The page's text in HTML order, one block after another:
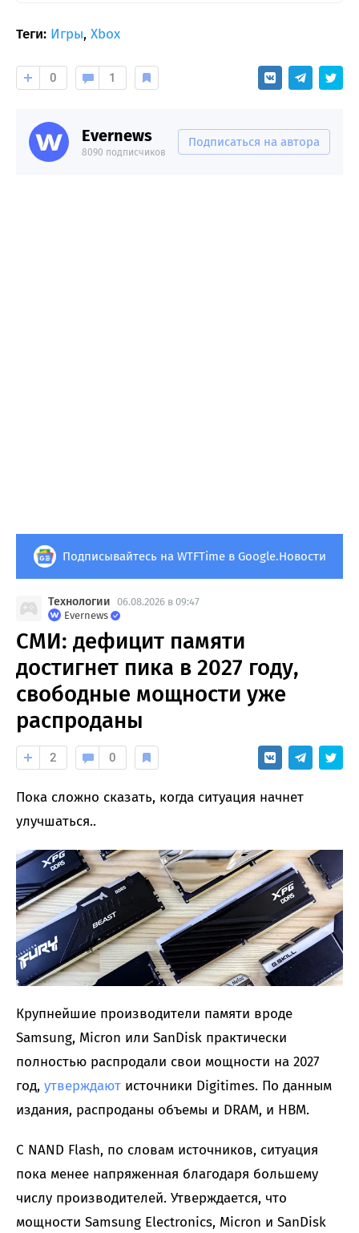
Теги: Игры, Xbox
0 1
Evernews
8090 подписчиков
Подписаться на автора
Подписывайтесь на WTFTime в Google.Новости
Технологии 06.08.2026 в 09:47
Evernews
СМИ: дефицит памяти
достигнет пика в 2027 году,
свободные мощности уже
распроданы
2 0
Пока сложно сказать, когда ситуация начнет
улучшаться..
Крупнейшие производители памяти вроде
Samsung, Micron или SanDisk практически
полностью распродали свои мощности на 2027
год, утверждают источники Digitimes. По данным
издания, распроданы объемы и DRAM, и HBM.
С NAND Flash, по словам источников, ситуация
пока менее напряженная благодаря большему
числу производителей. Утверждается, что
мощности Samsung Electronics, Micron и SanDisk